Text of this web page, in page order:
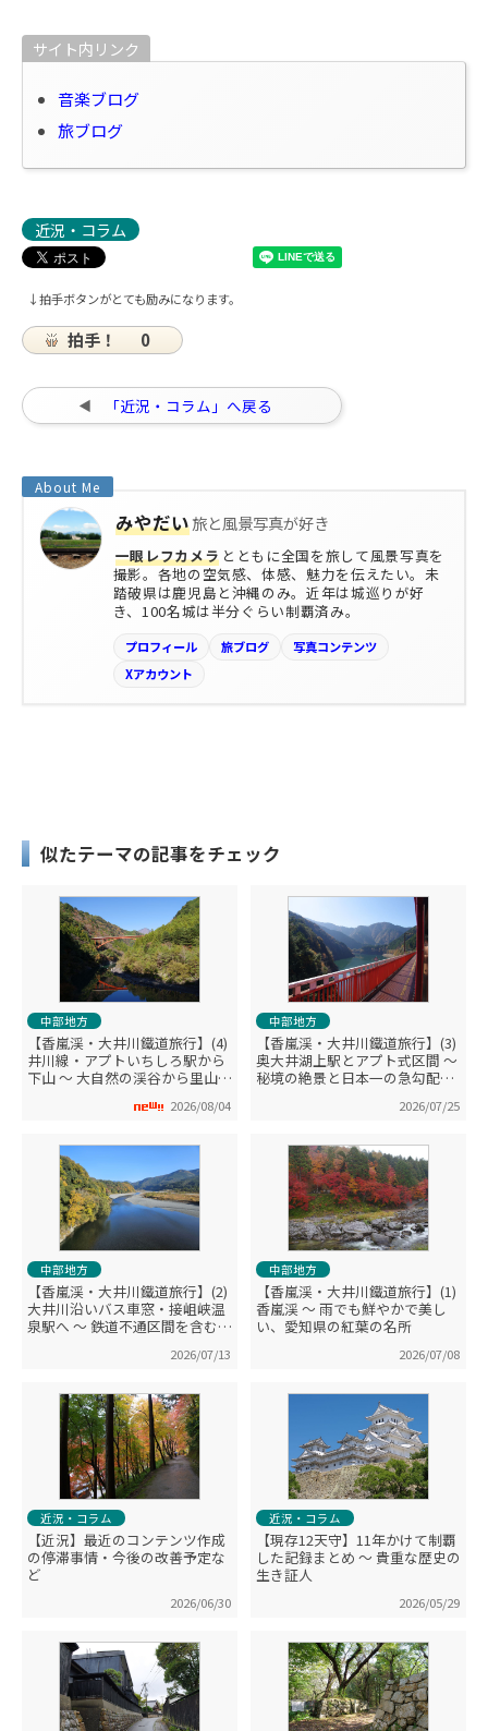
サイト内リンク
音楽ブログ
旅ブログ
近況・コラム
↓拍手ボタンがとても励みになります。
拍手！ 0
「近況・コラム」へ戻る
みやだい旅と風景写真が好き
一眼レフカメラ とともに全国を旅して風景写真を
撮影。各地の空気感、体感、魅力を伝えたい。未
踏破県は鹿児島と沖縄のみ。近年は城巡りが好
き、100名城は半分ぐらい制覇済み。
プロフィール 旅ブログ
写真コンテンツ
Xアカウント
似たテーマの記事をチェック
中部地方
【香嵐渓・大井川鐵道旅行】(4)
井川線・アプトいちしろ駅から
下山 ～ 大自然の渓谷から里山や
2026/08/04
中部地方
【香嵐渓・大井川鐵道旅行】(3)
奥大井湖上駅とアプト式区間 ～
秘境の絶景と日本一の急勾配・
2026/07/25
中部地方
【香嵐渓・大井川鐵道旅行】(2)
大井川沿いバス車窓・接岨峡温
泉駅へ ～ 鉄道不通区間を含む沿
2026/07/13
中部地方
【香嵐渓・大井川鐵道旅行】(1)
香嵐渓 ～ 雨でも鮮やかで美し
い、愛知県の紅葉の名所
2026/07/08
近況・コラム
【近況】最近のコンテンツ作成
の停滞事情・今後の改善予定な
ど
2026/06/30
近況・コラム
【現存12天守】11年かけて制覇
した記録まとめ ～ 貴重な歴史の
生き証人
2026/05/29